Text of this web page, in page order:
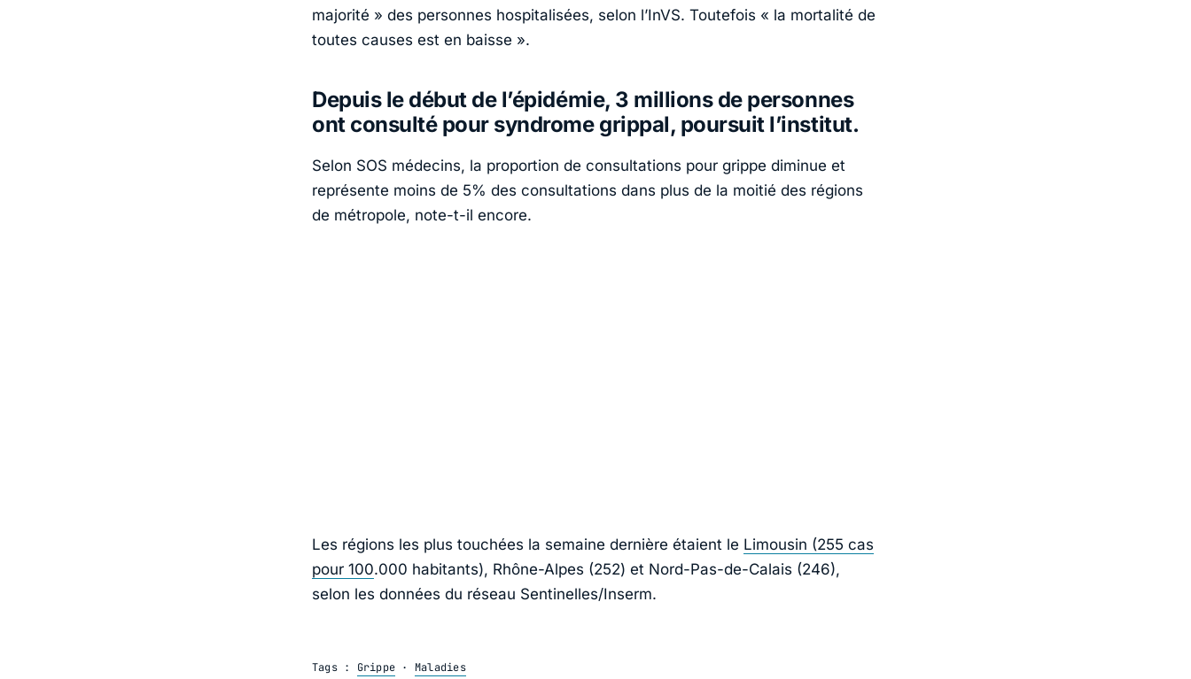
majorité » des personnes hospitalisées, selon l’InVS. Toutefois « la mortalité de
toutes causes est en baisse ».
Depuis le début de l’épidémie, 3 millions de personnes
ont consulté pour syndrome grippal, poursuit l’institut.
Selon SOS médecins, la proportion de consultations pour grippe diminue et
représente moins de 5% des consultations dans plus de la moitié des régions
de métropole, note-t-il encore.
Les régions les plus touchées la semaine dernière étaient le Limousin (255 cas
pour 100.000 habitants), Rhône-Alpes (252) et Nord-Pas-de-Calais (246),
selon les données du réseau Sentinelles/Inserm.
Tags : Grippe · Maladies